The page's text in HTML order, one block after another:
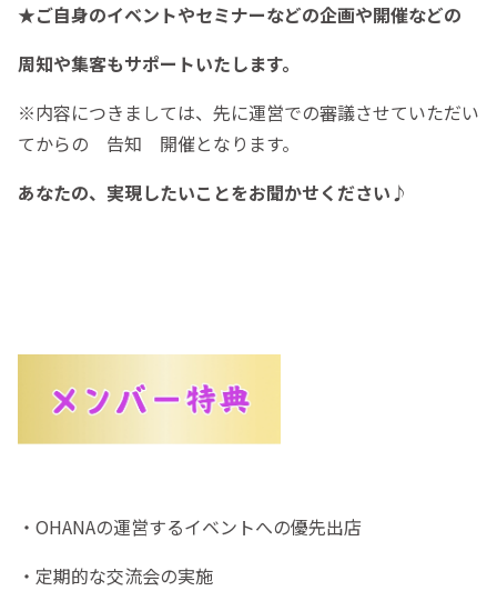
★ご自身のイベントやセミナーなどの企画や開催などの
周知や集客もサポートいたします。
※内容につきましては、先に運営での審議させていただい
てからの 告知 開催となります。
あなたの、実現したいことをお聞かせください♪
・OHANAの運営するイベントへの優先出店
・定期的な交流会の実施